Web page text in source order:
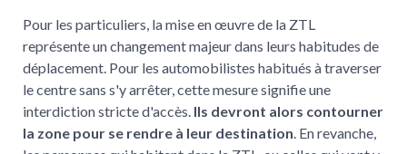
Pour les particuliers, la mise en œuvre de la ZTL
représente un changement majeur dans leurs habitudes de
déplacement. Pour les automobilistes habitués à traverser
le centre sans s'y arrêter, cette mesure signifie une
interdiction stricte d'accès. Ils devront alors contourner
la zone pour se rendre à leur destination. En revanche,